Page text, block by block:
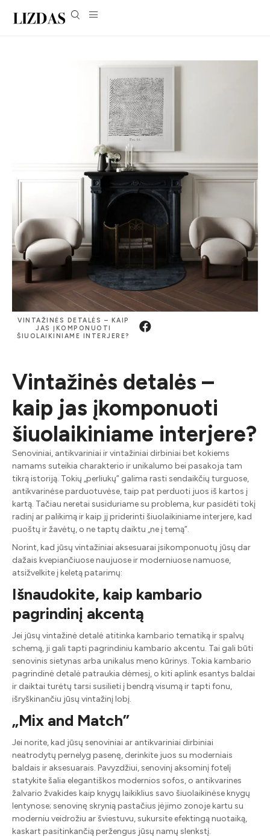
VINTAŽINĖS DETALĖS – KAIP
JAS ĮKOMPONUOTI
ŠIUOLAIKINIAME INTERJERE?
Vintažinės detalės –
kaip jas įkomponuoti
šiuolaikiniame interjere?
Senoviniai, antikvariniai ir vintažiniai dirbiniai bet kokiems
namams suteikia charakterio ir unikalumo bei pasakoja tam
tikrą istoriją. Tokių „perliukų” galima rasti sendaikčių turguose,
antikvarinėse parduotuvėse, taip pat perduoti juos iš kartos į
kartą. Tačiau neretai susiduriame su problema, kur pasidėti tokį
radinį ar palikimą ir kaip jį priderinti šiuolaikiniame interjere, kad
puoštų ir žavėtų, o ne taptų daiktu „ne į temą”.
Norint, kad jūsų vintažiniai aksesuarai įsikomponuotų jūsų dar
dažais kvepiančiuose naujuose ir moderniuose namuose,
atsižvelkite į keletą patarimų:
Išnaudokite, kaip kambario
pagrindinį akcentą
Jei jūsų vintažinė detalė atitinka kambario tematiką ir spalvų
schemą, ji gali tapti pagrindiniu kambario akcentu. Tai gali būti
senovinis sietynas arba unikalus meno kūrinys. Tokia kambario
pagrindinė detalė patraukia dėmesį, o kiti aplink esantys baldai
ir daiktai turėtų tarsi susilieti į bendrą visumą ir tapti fonu,
išryškinančiu jūsų vintažinį lobį.
„Mix and Match”
Jei norite, kad jūsų senoviniai ar antikvariniai dirbiniai
neatrodytų pernelyg pasenę, derinkite juos su moderniais
baldais ir aksesuarais. Pavyzdžiui, senovinį aksominį fotelį
statykite šalia elegantiškos modernios sofos, o antikvarines
žalvario žvakides kaip knygų laikiklius savo šiuolaikinėse knygų
lentynose; senovinę skrynią pastačius įėjimo zonoje kartu su
moderniu veidrožiu ar šviestuvu, sukursite efektingą nuotaiką,
kaskart pasitinkančią peržengus jūsų namų slenkstį.